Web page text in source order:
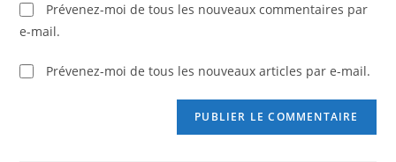
Prévenez-moi de tous les nouveaux commentaires par
e-mail.
Prévenez-moi de tous les nouveaux articles par e-mail.